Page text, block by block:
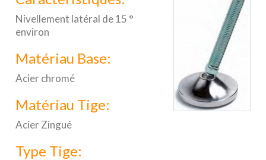
Nivellement latéral de 15 °
environ
Matériau Base:
Acier chromé
Matériau Tige:
Acier Zingué
Type Tige: